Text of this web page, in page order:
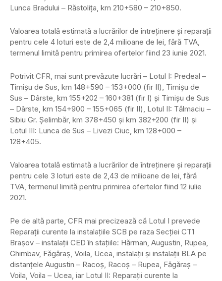
Lunca Bradului – Răstoliţa, km 210+580 – 210+850.
Valoarea totală estimată a lucrărilor de întreţinere şi reparaţii
pentru cele 4 loturi este de 2,4 milioane de lei, fără TVA,
termenul limită pentru primirea ofertelor fiind 23 iunie 2021.
Potrivit CFR, mai sunt prevăzute lucrări – Lotul I: Predeal –
Timişu de Sus, km 148+590 – 153+000 (fir II), Timişu de
Sus – Dârste, km 155+202 – 160+381 (fir I) şi Timişu de Sus
– Dârste, km 154+900 – 155+065 (fir II), Lotul II: Tălmaciu –
Sibiu Gr. Şelimbăr, km 378+450 şi km 382+200 (fir II) şi
Lotul III: Lunca de Sus – Livezi Ciuc, km 128+000 –
128+405.
Valoarea totală estimată a lucrărilor de întreţinere şi reparaţii
pentru cele 3 loturi este de 2,43 de milioane de lei, fără
TVA, termenul limită pentru primirea ofertelor fiind 12 iulie
2021.
Pe de altă parte, CFR mai precizează că Lotul I prevede
Reparaţii curente la instalaţiile SCB pe raza Secţiei CT1
Braşov – instalaţii CED în staţiile: Hărman, Augustin, Rupea,
Ghimbav, Făgăraş, Voila, Ucea, instalaţii şi instalaţii BLA pe
distanţele Augustin – Racoş, Racoş – Rupea, Făgăraş –
Voila, Voila – Ucea, iar Lotul II: Reparaţii curente la